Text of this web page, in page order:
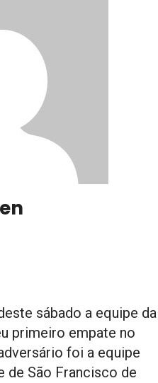
sábado a equipe da
primeiro empate no
foi a equipe
de São Francisco de